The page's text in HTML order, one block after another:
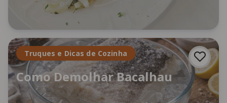
Truques e Dicas de Cozinha
Como Demolhar Bacalhau